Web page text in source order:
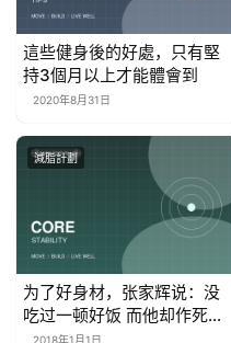
這些健身後的好處，只有堅
持3個月以上才能體會到
2020年8月31日
減脂計劃
为了好身材，张家辉说：没
吃过一顿好饭 而他却作死增
肥近70斤
2018年1月1日